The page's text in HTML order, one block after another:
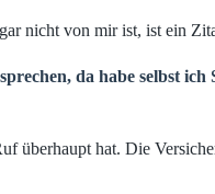
nicht von mir ist, ist ein
da habe selbst
überhaupt hat. Die